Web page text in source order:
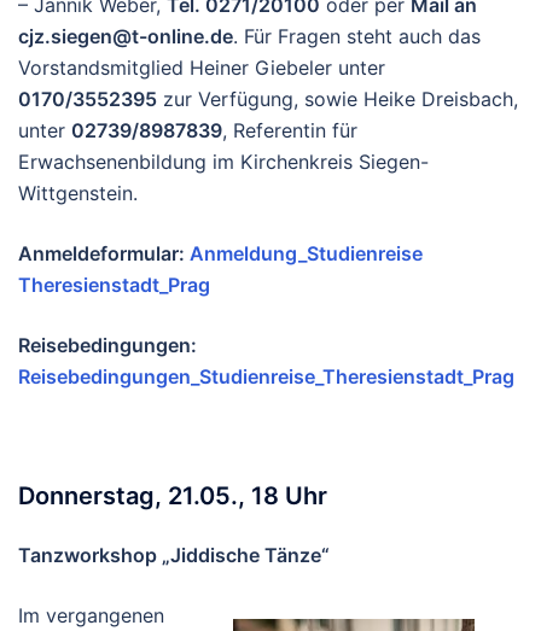
cjz.siegen@t-online.de. Für Fragen steht auch das
Vorstandsmitglied Heiner Giebeler unter
0170/3552395 zur Verfügung, sowie Heike Dreisbach,
unter 02739/8987839, Referentin für
Erwachsenenbildung im Kirchenkreis Siegen-
Wittgenstein.
Anmeldeformular: Anmeldung_Studienreise
Theresienstadt_Prag
Reisebedingungen:
Reisebedingungen_Studienreise_Theresienstadt_Prag
Donnerstag, 21.05., 18 Uhr
Tanzworkshop „Jiddische Tänze“
Im vergangenen